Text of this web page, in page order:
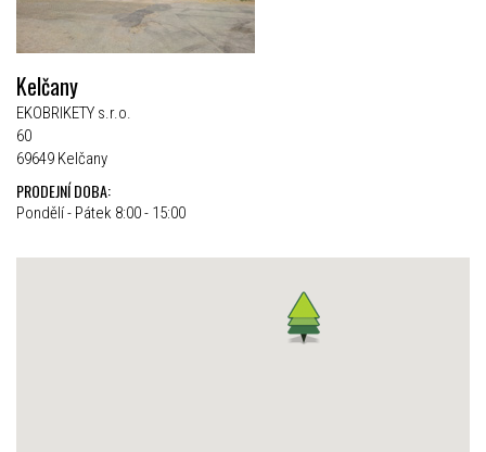
Kelčany
EKOBRIKETY s.r.o.
60
69649 Kelčany
PRODEJNÍ DOBA:
Pondělí - Pátek 8:00 - 15:00